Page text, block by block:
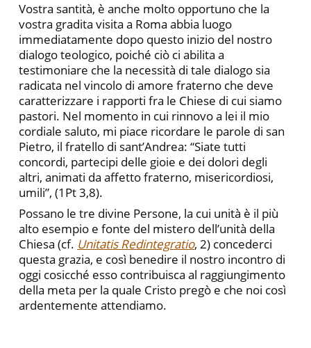
Vostra santità, è anche molto opportuno che la
vostra gradita visita a Roma abbia luogo
immediatamente dopo questo inizio del nostro
dialogo teologico, poiché ciò ci abilita a
testimoniare che la necessità di tale dialogo sia
radicata nel vincolo di amore fraterno che deve
caratterizzare i rapporti fra le Chiese di cui siamo
pastori. Nel momento in cui rinnovo a lei il mio
cordiale saluto, mi piace ricordare le parole di san
Pietro, il fratello di sant’Andrea: “Siate tutti
concordi, partecipi delle gioie e dei dolori degli
altri, animati da affetto fraterno, misericordiosi,
umili”, (1Pt 3,8).
Possano le tre divine Persone, la cui unità è il più
alto esempio e fonte del mistero dell’unità della
Chiesa (cf. Unitatis Redintegratio, 2) concederci
questa grazia, e così benedire il nostro incontro di
oggi cosicché esso contribuisca al raggiungimento
della meta per la quale Cristo pregò e che noi così
ardentemente attendiamo.